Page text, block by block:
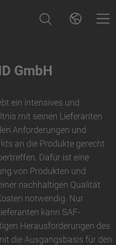
GmbH
ein intensives und
mit seinen Lieferanten
Anforderungen und
an die Produkte gerecht
Dafür ist eine
von Produkten und
nachhaltigen Qualität
notwendig. Nur
kann SAF-
Herausforderungen des
die Ausgangsbasis für den